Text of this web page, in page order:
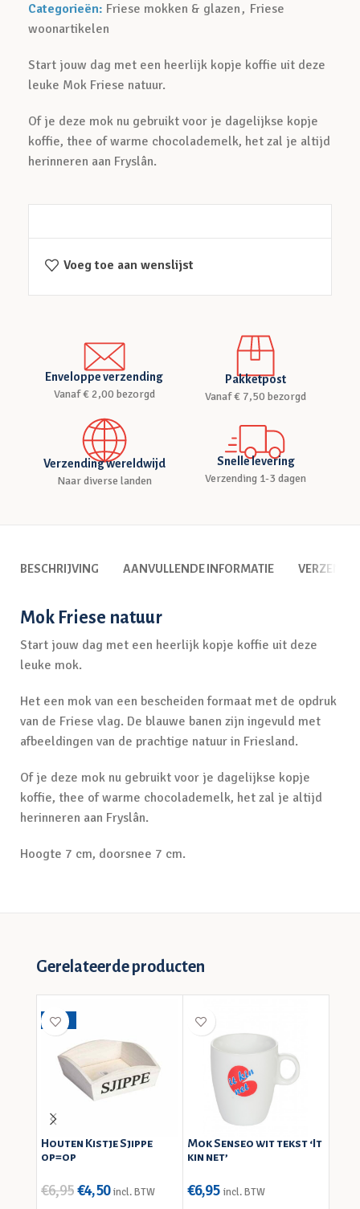
Categorieën: Friese mokken & glazen , Friese
woonartikelen
Start jouw dag met een heerlijk kopje koffie uit deze
leuke Mok Friese natuur.
Of je deze mok nu gebruikt voor je dagelijkse kopje
koffie, thee of warme chocolademelk, het zal je altijd
herinneren aan Fryslân.
Voeg toe aan wenslijst
Enveloppe verzending
Vanaf € 2,00 bezorgd
Pakketpost
Vanaf € 7,50 bezorgd
Verzending wereldwijd
Naar diverse landen
Snelle levering
Verzending 1-3 dagen
BESCHRIJVING AANVULLENDE INFORMATIE
Mok Friese natuur
Start jouw dag met een heerlijk kopje koffie uit deze
leuke mok.
Het een mok van een bescheiden formaat met de opdruk
van de Friese vlag. De blauwe banen zijn ingevuld met
afbeeldingen van de prachtige natuur in Friesland.
Of je deze mok nu gebruikt voor je dagelijkse kopje
koffie, thee of warme chocolademelk, het zal je altijd
herinneren aan Fryslân.
Hoogte 7 cm, doorsnee 7 cm.
Gerelateerde producten
-35%
Houten Kistje Sjippe
op=op
€6,95€4,50 incl. BTW
Mok Senseo wit tekst ‘It
kin net’
€6,95 incl. BTW